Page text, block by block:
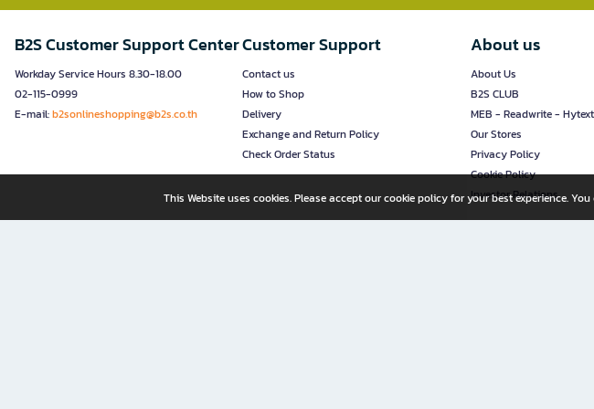
B2S Customer Support Center
Workday Service Hours 8.30-18.00
02-115-0999
E-mail:b2sonlineshopping@b2s.co.th
Customer Support
Contact us
How to Shop
Delivery
Exchange and Return Policy
Check Order Status
About us
About Us
B2S CLUB
MEB - Readwrite -
Our Stores
Privacy Policy
Cookie Policy
Investor Relations
This Website uses cookies. Please accept our cookie policy for your best experience.